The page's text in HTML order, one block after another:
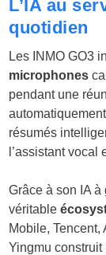
L’IA au
quotidien
Les INMO GO3
microphones
pendant une
résumés
l’assistant
Grâce à son IA
véritable
Mobile, Tencent,
Yingmu construit